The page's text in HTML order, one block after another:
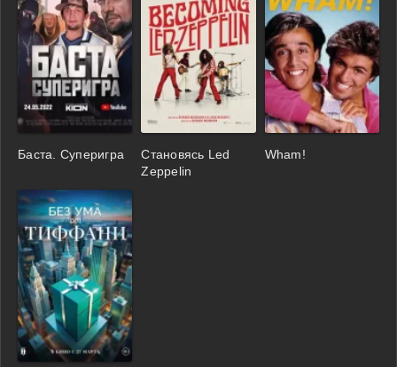
Баста. Суперигра
Становясь Led
Zeppelin
Wham!